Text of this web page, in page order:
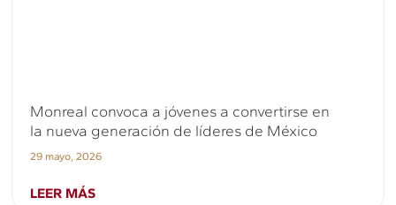
Monreal convoca a jóvenes a convertirse en
la nueva generación de líderes de México
29 mayo, 2026
LEER MÁS